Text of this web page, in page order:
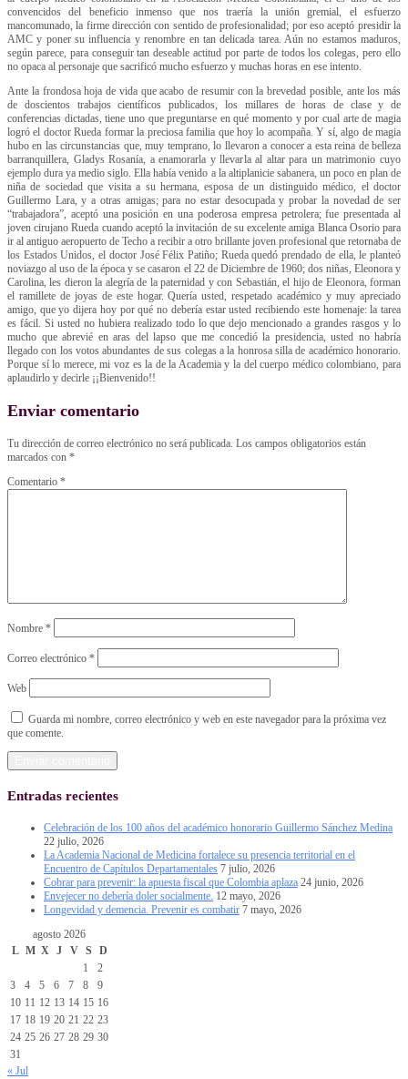
convencidos del beneficio inmenso que nos traería la unión gremial, el esfuerzo
mancomunado, la firme dirección con sentido de profesionalidad; por eso aceptó presidir la
AMC y poner su influencia y renombre en tan delicada tarea. Aún no estamos maduros,
según parece, para conseguir tan deseable actitud por parte de todos los colegas, pero ello
no opaca al personaje que sacrificó mucho esfuerzo y muchas horas en ese intento.
Ante la frondosa hoja de vida que acabo de resumir con la brevedad posible, ante los más
de doscientos trabajos científicos publicados, los millares de horas de clase y de
conferencias dictadas, tiene uno que preguntarse en qué momento y por cual arte de magia
logró el doctor Rueda formar la preciosa familia que hoy lo acompaña. Y sí, algo de magia
hubo en las circunstancias que, muy temprano, lo llevaron a conocer a esta reina de belleza
barranquillera, Gladys Rosanía, a enamorarla y llevarla al altar para un matrimonio cuyo
ejemplo dura ya medio siglo. Ella había venido a la altiplanicie sabanera, un poco en plan de
niña de sociedad que visita a su hermana, esposa de un distinguido médico, el doctor
Guillermo Lara, y a otras amigas; para no estar desocupada y probar la novedad de ser
“trabajadora”, aceptó una posición en una poderosa empresa petrolera; fue presentada al
joven cirujano Rueda cuando aceptó la invitación de su excelente amiga Blanca Osorio para
ir al antiguo aeropuerto de Techo a recibir a otro brillante joven profesional que retornaba de
los Estados Unidos, el doctor José Félix Patiño; Rueda quedó prendado de ella, le planteó
noviazgo al uso de la época y se casaron el 22 de Diciembre de 1960; dos niñas, Eleonora y
Carolina, les dieron la alegría de la paternidad y con Sebastián, el hijo de Eleonora, forman
el ramillete de joyas de este hogar. Quería usted, respetado académico y muy apreciado
amigo, que yo dijera hoy por qué no debería estar usted recibiendo este homenaje: la tarea
es fácil. Si usted no hubiera realizado todo lo que dejo mencionado a grandes rasgos y lo
mucho que abrevié en aras del lapso que me concedió la presidencia, usted no habría
llegado con los votos abundantes de sus colegas a la honrosa silla de académico honorario.
Porque sí lo merece, mi voz es la de la Academia y la del cuerpo médico colombiano, para
aplaudirlo y decirle ¡¡Bienvenido!!
Enviar comentario
Tu dirección de correo electrónico no será publicada. Los campos obligatorios están
marcados con *
Comentario *
Nombre *
Correo electrónico *
Web
Guarda mi nombre, correo electrónico y web en este navegador para la próxima vez
que comente.
Entradas recientes
Celebración de los 100 años del académico honorario Guillermo Sánchez Medina
22 julio, 2026
La Academia Nacional de Medicina fortalece su presencia territorial en el
Encuentro de Capítulos Departamentales 7 julio, 2026
Cobrar para prevenir: la apuesta fiscal que Colombia aplaza 24 junio, 2026
Envejecer no debería doler socialmente. 12 mayo, 2026
Longevidad y demencia. Prevenir es combatir 7 mayo, 2026
agosto 2026
L M X J V S
D
1
2
3
4 5 6 7 8
9
10 11 12 13 14 15 16
17 18 19 20 21 22 23
24 25 26 27 28 29 30
31
« Jul